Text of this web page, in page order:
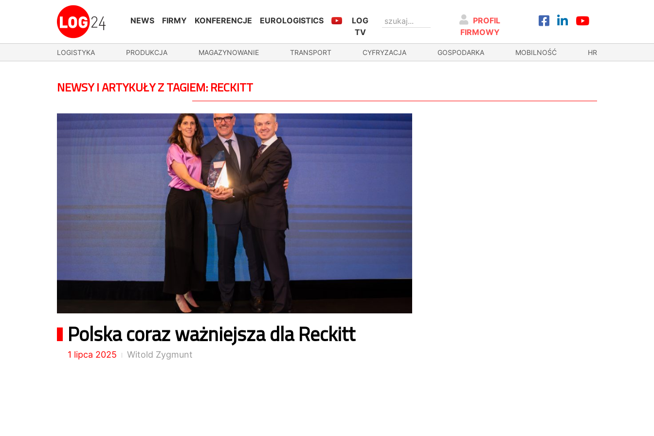
NEWS FIRMY KONFERENCJE EUROLOGISTICS
LOG
TV
PROFIL
FIRMOWY
LOGISTYKA PRODUKCJA MAGAZYNOWANIE TRANSPORT CYFRYZACJA GOSPODARKA MOBILNOŚĆ HR
NEWSY I ARTYKUŁY Z TAGIEM: RECKITT
Polska coraz ważniejsza dla Reckitt
1 lipca 2025 Witold Zygmunt